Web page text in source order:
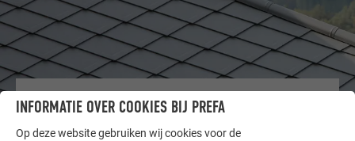
LAAT U INSPIREREN
ANDERE OBJECTEN
INFORMATIE OVER COOKIES BIJ PREFA
Op deze website gebruiken wij cookies voor de